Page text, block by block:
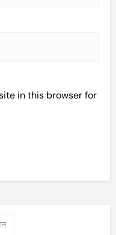
in this browser for